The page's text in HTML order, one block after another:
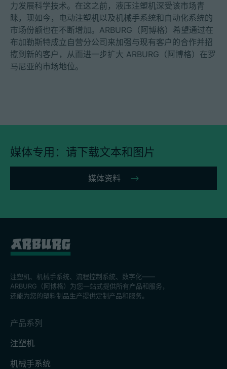
力发展科学技术。在这之前，液压注塑机深受该市场青
睐，现如今，电动注塑机以及机械手系统和自动化系统的
市场份额也在不断增加。ARBURG（阿博格）希望通过在
布加勒斯特成立自营分公司来加强与现有客户的合作并招
揽到新的客户，从而进一步扩大 ARBURG（阿博格）在罗
马尼亚的市场地位。
媒体专用：请下载文本和图片
媒体资料
注塑机、机械手系统、流程控制系統、数字化——
ARBURG（阿博格）为您一站式提供所有产品和服务，
还能为您的塑料制品生产提供定制产品和服务。
产品系列
注塑机
机械手系统